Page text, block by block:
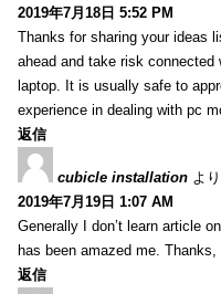
2019年7月18日 5:52 PM
Thanks for sharing your ideas
ahead and take risk
laptop. It is usually safe to
experience in dealing with pc
返信
cubicle installation よ
2019年7月19日 1:07 AM
Generally I don’t learn article
has been amazed me. Thanks,
返信